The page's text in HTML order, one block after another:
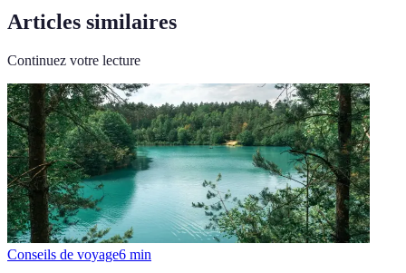
Articles similaires
Continuez votre lecture
Conseils de voyage6 min